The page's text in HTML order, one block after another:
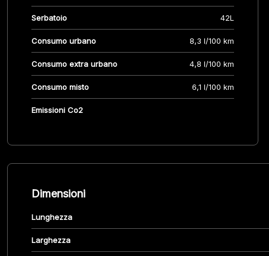
Serbatoio 42L
Consumo urbano 8,3 l/100 km
Consumo extra urbano 4,8 l/100 km
Consumo misto 6,1 l/100 km
Emissioni Co2
Dimensioni
Lunghezza
Larghezza